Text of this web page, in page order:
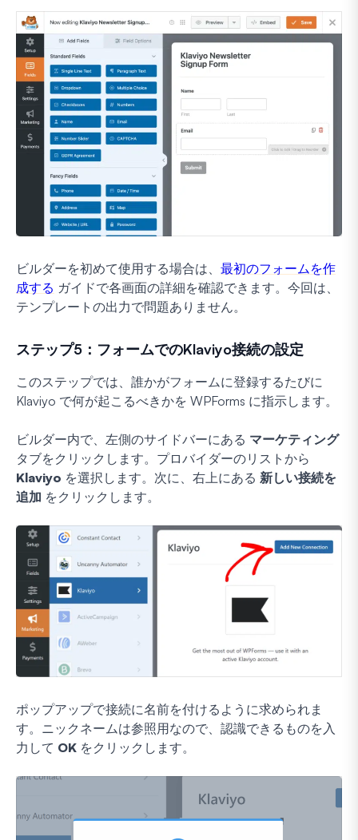
ビルダーを初めて使用する場合は、 最初のフォームを作
成する ガイドで各画面の詳細を確認できます。今回は、
テンプレートの出力で問題ありません。
ステップ5：フォームでのKlaviyo接続の設定
このステップでは、誰かがフォームに登録するたびに
Klaviyo で何が起こるべきかを WPForms に指示します。
ビルダー内で、左側のサイドバーにある マーケティング
タブをクリックします。プロバイダーのリストから
Klaviyo を選択します。次に、右上にある 新しい接続を
追加 をクリックします。
ポップアップで接続に名前を付けるように求められま
す。ニックネームは参照用なので、認識できるものを入
力して OK をクリックします。